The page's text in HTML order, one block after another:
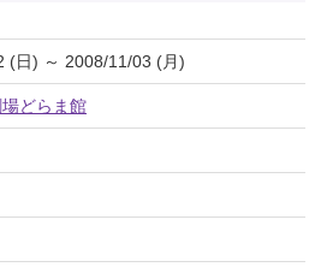
(日) ～ 2008/11/03 (月)
どらま館